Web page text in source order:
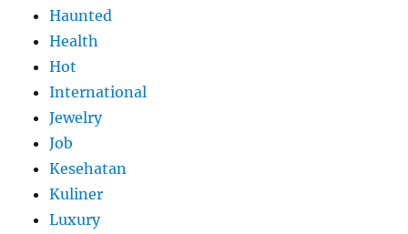
Haunted
Health
Hot
International
Jewelry
Job
Kesehatan
Kuliner
Luxury